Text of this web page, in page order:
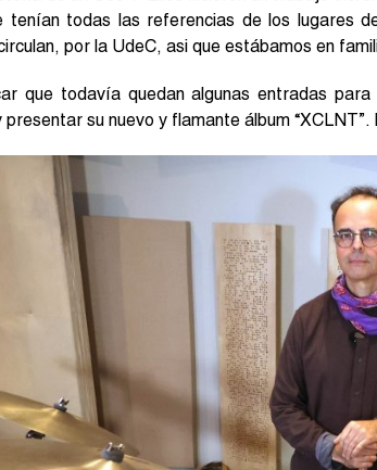
tenían todas las referencias de los lugares
por la UdeC, asi que estábamos en
que todavía quedan algunas entradas
presentar su nuevo y flamante álbum